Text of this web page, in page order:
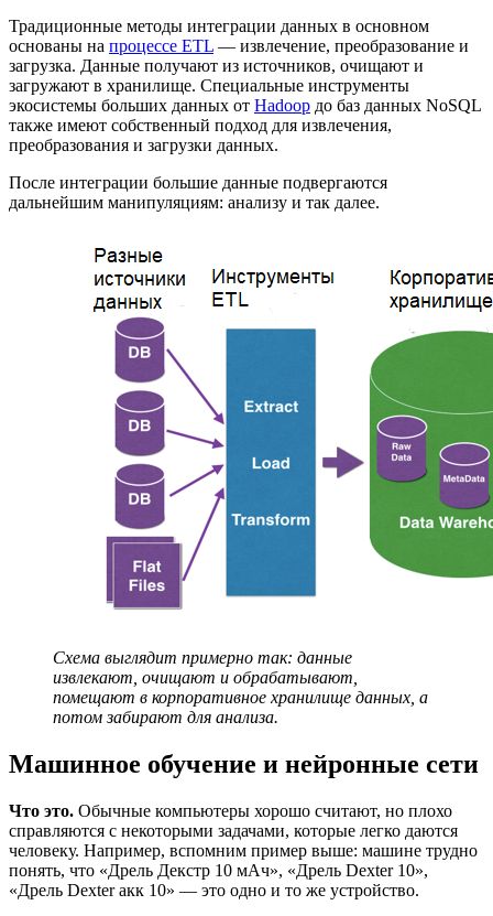
Традиционные методы интеграции данных в основном
основаны на процессе ETL — извлечение, преобразование и
загрузка. Данные получают из источников, очищают и
загружают в хранилище. Специальные инструменты
экосистемы больших данных от Hadoop до баз данных NoSQL
также имеют собственный подход для извлечения,
преобразования и загрузки данных.
После интеграции большие данные подвергаются
дальнейшим манипуляциям: анализу и так далее.
Схема выглядит примерно так: данные
извлекают, очищают и обрабатывают,
помещают в корпоративное хранилище данных, а
потом забирают для анализа.
Машинное обучение и нейронные сети
Что это. Обычные компьютеры хорошо считают, но плохо
справляются с некоторыми задачами, которые легко даются
человеку. Например, вспомним пример выше: машине трудно
понять, что «Дрель Декстр 10 мАч», «Дрель Dexter 10»,
«Дрель Dexter акк 10» — это одно и то же устройство.